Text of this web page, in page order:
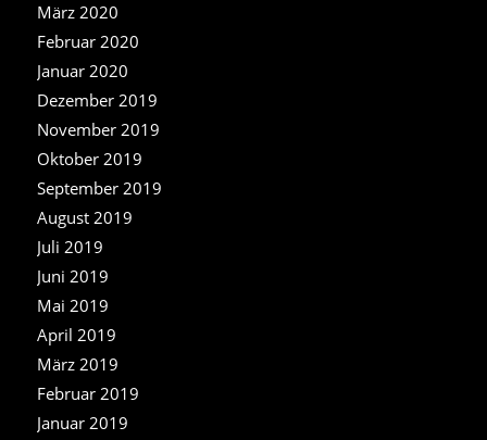
März 2020
Februar 2020
Januar 2020
Dezember 2019
November 2019
Oktober 2019
September 2019
August 2019
Juli 2019
Juni 2019
Mai 2019
April 2019
März 2019
Februar 2019
Januar 2019